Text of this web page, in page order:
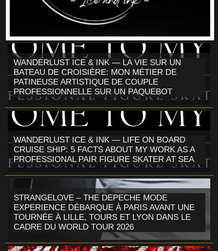
WANDERLUST ICE & INK — LA VIE SUR UN
BATEAU DE CROISIÈRE: MON MÉTIER DE
PATINEUSE ARTISTIQUE DE COUPLE
PROFESSIONNELLE SUR UN PAQUEBOT
WANDERLUST ICE & INK — LIFE ON BOARD
CRUISE SHIP: 5 FACTS ABOUT MY WORK AS A
PROFESSIONAL PAIR FIGURE SKATER AT SEA
STRANGELOVE – THE DEPECHE MODE
EXPERIENCE DÉBARQUE À PARIS AVANT UNE
TOURNÉE À LILLE, TOURS ET LYON DANS LE
CADRE DU WORLD TOUR 2026